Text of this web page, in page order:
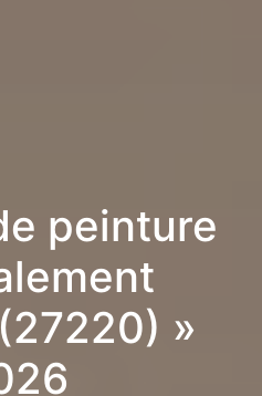
peinture
»